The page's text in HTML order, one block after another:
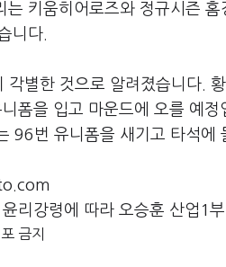
는 키움히어로즈와 정규시즌 홈
니다
각별한 것으로 알려졌습니다 황
폼을 입고 마운드에 오를 예정
96 번 유니폼을 새기고 타석에
리강령에 따라 오승훈 산업1
금지